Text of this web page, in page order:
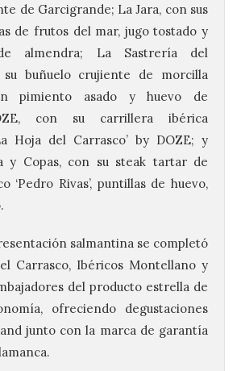
de Garcigrande; La Jara, con sus
de frutos del mar, jugo tostado y
almendra; La Sastrería del
su buñuelo crujiente de morcilla
pimiento asado y huevo de
con su carrillera ibérica
Hoja del Carrasco’ by DOZE; y
y Copas, con su steak tartar de
‘Pedro Rivas’, puntillas de huevo,
salmantina se completó
Carrasco, Ibéricos Montellano y
del producto estrella de
ofreciendo degustaciones
junto con la marca de garantía
Convento a
lugar el 9 de
en los aledaños del
cisterciense